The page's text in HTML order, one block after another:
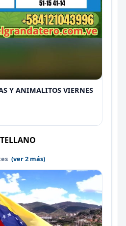
Y ANIMALITOS VIERNES
(ver 2 más)